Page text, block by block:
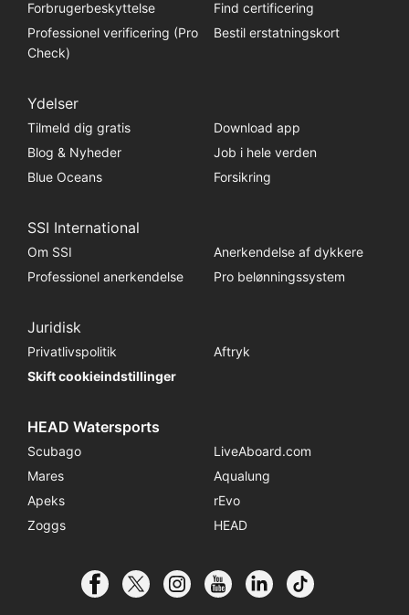
Forbrugerbeskyttelse
Find certificering
Professionel verificering (Pro
Check)
Bestil erstatningskort
Ydelser
Tilmeld dig gratis
Download app
Blog & Nyheder
Job i hele verden
Blue Oceans
Forsikring
SSI International
Om SSI
Anerkendelse af dykkere
Professionel anerkendelse
Pro belønningssystem
Juridisk
Privatlivspolitik
Aftryk
Skift cookieindstillinger
HEAD Watersports
Scubago
LiveAboard.com
Mares
Aqualung
Apeks
rEvo
Zoggs
HEAD